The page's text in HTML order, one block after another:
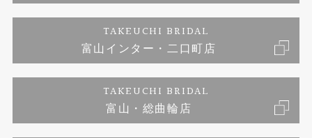
福井指輪工房｜手作り結婚指輪 and 婚約指輪
福井工房｜手作り婚約指輪プロポーズプラン
TAKEUCHI BRIDAL
富山インター・二口町店
TAKEUCHI BRIDAL
富山・総曲輪店